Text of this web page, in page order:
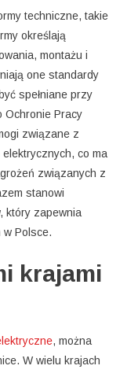
techniczne, takie
określają
montażu i
one standardy
spełniane przy
Ochronie Pracy
związane z
co ma
związanych z
stanowi
który zapewnia
w Polsce.
krajami
, można
W wielu krajach